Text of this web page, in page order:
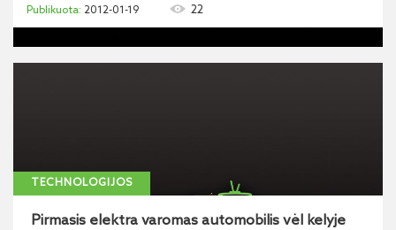
2012-01-19 22
TECHNOLOGIJOS
Pirmasis elektra varomas automobilis vėl kelyje